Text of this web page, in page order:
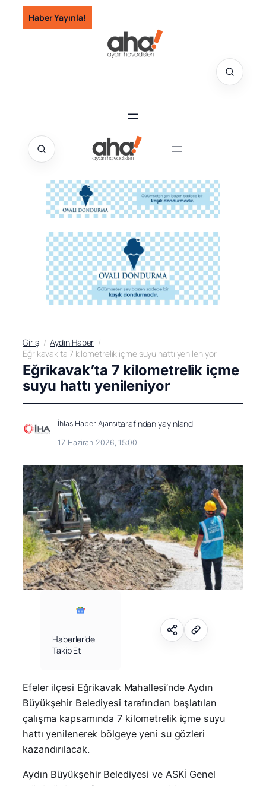
İçeriğe
geç
Haber Yayınla!
Giriş
Aydın Haber
Eğrikavak’ta 7 kilometrelik içme suyu hattı yenileniyor
Eğrikavak’ta 7 kilometrelik içme
suyu hattı yenileniyor
İhlas Haber Ajansıtarafından yayınlandı
17 Haziran 2026, 15:00
Haberler’de
Takip Et
Efeler ilçesi Eğrikavak Mahallesi’nde Aydın
Büyükşehir Belediyesi tarafından başlatılan
çalışma kapsamında 7 kilometrelik içme suyu
hattı yenilenerek bölgeye yeni su gözleri
kazandırılacak.
Aydın Büyükşehir Belediyesi ve ASKİ Genel